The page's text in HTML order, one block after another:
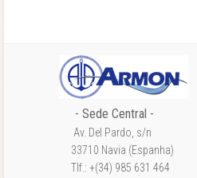
- Sede Central -
Av. Del Pardo, s/n
33710 Navia (Espanha)
Tlf.: +(34) 985 631 464